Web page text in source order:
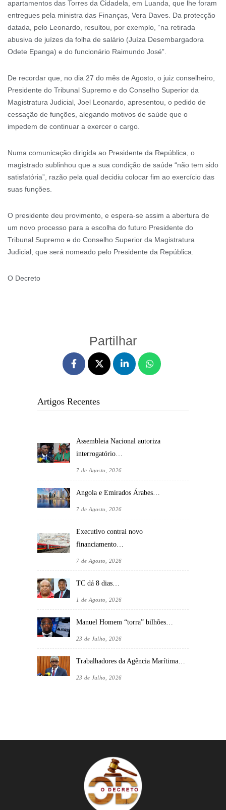
apartamentos das Torres da Cidadela, em Luanda, que lhe foram
entregues pela ministra das Finanças, Vera Daves. Da protecção
datada, pelo Leonardo, resultou, por exemplo, “na retirada
abusiva de juízes da folha de salário (Juíza Desembargadora
Odete Epanga) e do funcionário Raimundo José”.
De recordar que, no dia 27 do mês de Agosto, o juiz conselheiro,
Presidente do Tribunal Supremo e do Conselho Superior da
Magistratura Judicial, Joel Leonardo, apresentou, o pedido de
cessação de funções, alegando motivos de saúde que o
impedem de continuar a exercer o cargo.
Numa comunicação dirigida ao Presidente da República, o
magistrado sublinhou que a sua condição de saúde “não tem sido
satisfatória”, razão pela qual decidiu colocar fim ao exercício das
suas funções.
O presidente deu provimento, e espera-se assim a abertura de
um novo processo para a escolha do futuro Presidente do
Tribunal Supremo e do Conselho Superior da Magistratura
Judicial, que será nomeado pelo Presidente da República.
O Decreto
Partilhar
Artigos Recentes
Assembleia Nacional autoriza
interrogatório…
7 de Agosto, 2026
Angola e Emirados Árabes…
7 de Agosto, 2026
Executivo contrai novo
financiamento…
7 de Agosto, 2026
TC dá 8 dias…
1 de Agosto, 2026
Manuel Homem “torra” bilhões…
23 de Julho, 2026
Trabalhadores da Agência Marítima…
23 de Julho, 2026